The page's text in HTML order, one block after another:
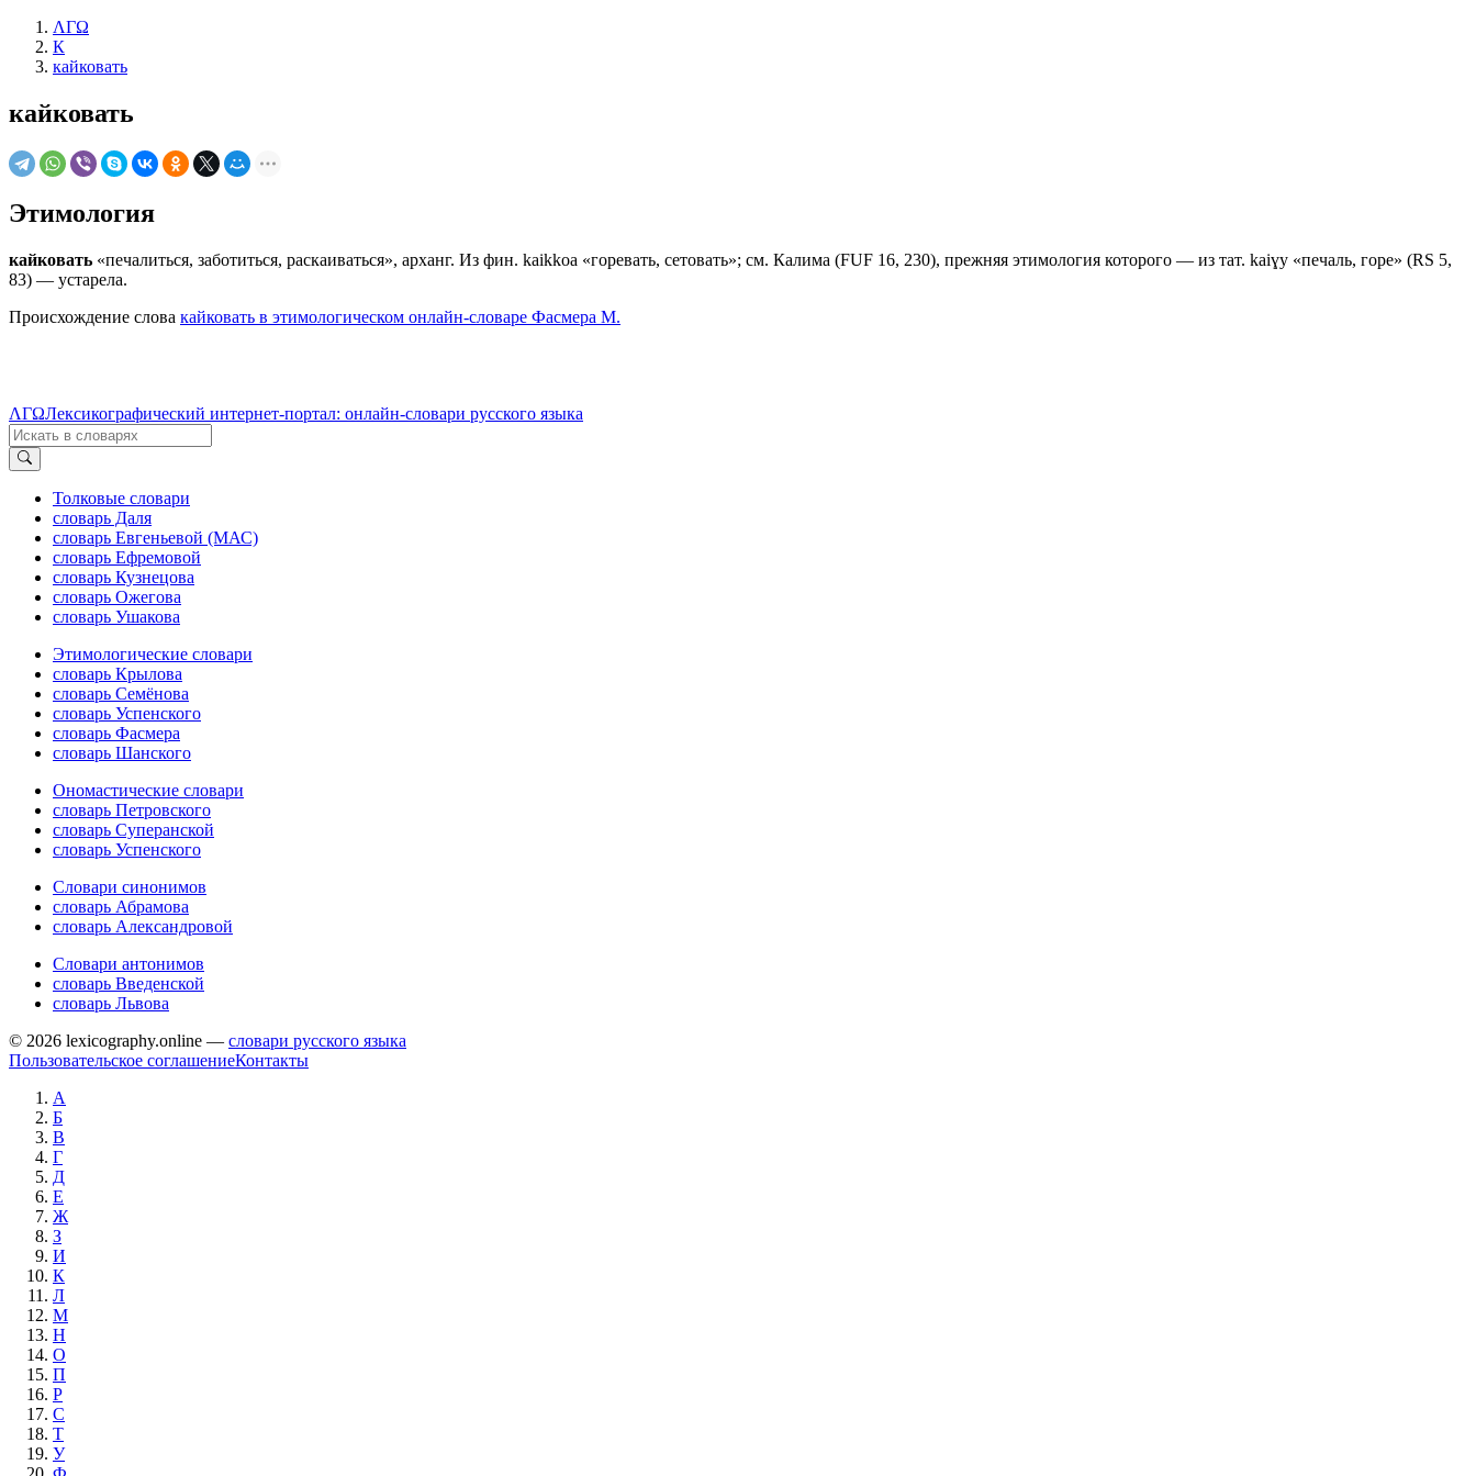
ΛΓΩ
К
кайковать
кайковать
Этимология
кайковать «печалиться, заботиться, раскаиваться», арханг. Из фин. kaikkoa «горевать, сетовать»; см. Калима (FUF 16, 230), прежняя этимология которого — из тат. kaiɣy «печаль, горе» (RS 5,
83) — устарела.
Происхождение слова кайковать в этимологическом онлайн-словаре Фасмера М.
ΛΓΩЛексикографический интернет-портал: онлайн-словари русского языка
Толковые словари
словарь Даля
словарь Евгеньевой (МАС)
словарь Ефремовой
словарь Кузнецова
словарь Ожегова
словарь Ушакова
Этимологические словари
словарь Крылова
словарь Семёнова
словарь Успенского
словарь Фасмера
словарь Шанского
Ономастические словари
словарь Петровского
словарь Суперанской
словарь Успенского
Словари синонимов
словарь Абрамова
словарь Александровой
Словари антонимов
словарь Введенской
словарь Львова
© 2026 lexicography.online — словари русского языка
Пользовательское соглашениеКонтакты
А
Б
В
Г
Д
Е
Ж
З
И
К
Л
М
Н
О
П
Р
С
Т
У